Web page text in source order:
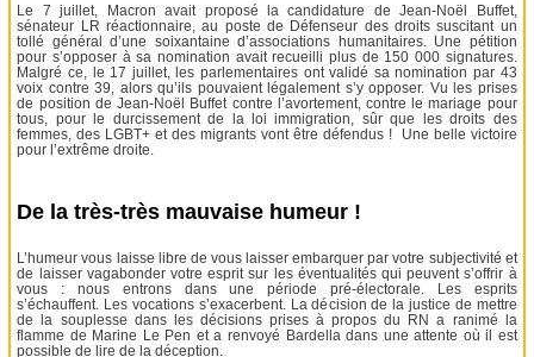
Le 7 juillet, Macron avait proposé la candidature de Jean-Noël Buffet,
sénateur LR réactionnaire, au poste de Défenseur des droits suscitant un
tollé général d’une soixantaine d’associations humanitaires. Une pétition
pour s’opposer à sa nomination avait recueilli plus de 150 000 signatures.
Malgré ce, le 17 juillet, les parlementaires ont validé sa nomination par 43
voix contre 39, alors qu’ils pouvaient légalement s’y opposer. Vu les prises
de position de Jean-Noël Buffet contre l’avortement, contre le mariage pour
tous, pour le durcissement de la loi immigration, sûr que les droits des
femmes, des LGBT+ et des migrants vont être défendus ! Une belle victoire
pour l’extrême droite.
De la très-très mauvaise humeur !
L’humeur vous laisse libre de vous laisser embarquer par votre subjectivité et
de laisser vagabonder votre esprit sur les éventualités qui peuvent s’offrir à
vous : nous entrons dans une période pré-électorale. Les esprits
s’échauffent. Les vocations s’exacerbent. La décision de la justice de mettre
de la souplesse dans les décisions prises à propos du RN a ranimé la
flamme de Marine Le Pen et a renvoyé Bardella dans une attente où il est
possible de lire de la déception.